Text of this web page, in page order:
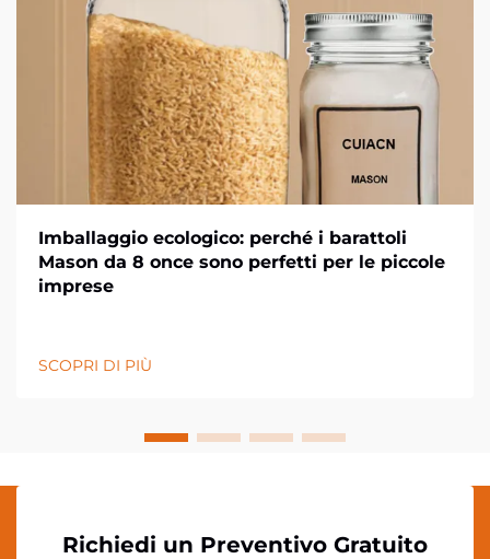
Imballaggio ecologico: perché i barattoli
Mason da 8 once sono perfetti per le piccole
imprese
SCOPRI DI PIÙ
Richiedi un Preventivo Gratuito